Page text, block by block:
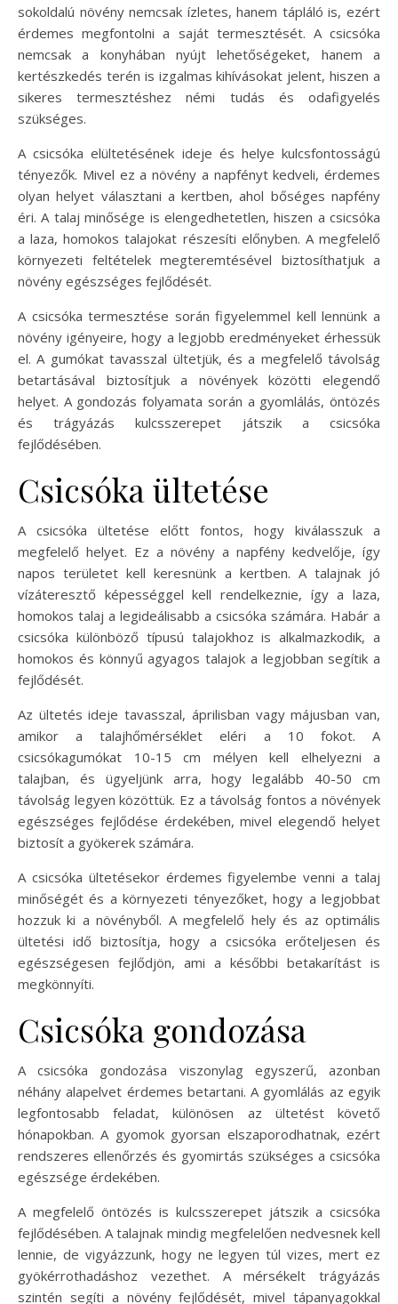
sokoldalú növény nemcsak ízletes, hanem tápláló is, ezért
érdemes megfontolni a saját termesztését. A csicsóka
nemcsak a konyhában nyújt lehetőségeket, hanem a
kertészkedés terén is izgalmas kihívásokat jelent, hiszen a
sikeres termesztéshez némi tudás és odafigyelés
szükséges.
A csicsóka elültetésének ideje és helye kulcsfontosságú
tényezők. Mivel ez a növény a napfényt kedveli, érdemes
olyan helyet választani a kertben, ahol bőséges napfény
éri. A talaj minősége is elengedhetetlen, hiszen a csicsóka
a laza, homokos talajokat részesíti előnyben. A megfelelő
környezeti feltételek megteremtésével biztosíthatjuk a
növény egészséges fejlődését.
A csicsóka termesztése során figyelemmel kell lennünk a
növény igényeire, hogy a legjobb eredményeket érhessük
el. A gumókat tavasszal ültetjük, és a megfelelő távolság
betartásával biztosítjuk a növények közötti elegendő
helyet. A gondozás folyamata során a gyomlálás, öntözés
és trágyázás kulcsszerepet játszik a csicsóka
fejlődésében.
Csicsóka ültetése
A csicsóka ültetése előtt fontos, hogy kiválasszuk a
megfelelő helyet. Ez a növény a napfény kedvelője, így
napos területet kell keresnünk a kertben. A talajnak jó
vízáteresztő képességgel kell rendelkeznie, így a laza,
homokos talaj a legideálisabb a csicsóka számára. Habár a
csicsóka különböző típusú talajokhoz is alkalmazkodik, a
homokos és könnyű agyagos talajok a legjobban segítik a
fejlődését.
Az ültetés ideje tavasszal, áprilisban vagy májusban van,
amikor a talajhőmérséklet eléri a 10 fokot. A
csicsókagumókat 10-15 cm mélyen kell elhelyezni a
talajban, és ügyeljünk arra, hogy legalább 40-50 cm
távolság legyen közöttük. Ez a távolság fontos a növények
egészséges fejlődése érdekében, mivel elegendő helyet
biztosít a gyökerek számára.
A csicsóka ültetésekor érdemes figyelembe venni a talaj
minőségét és a környezeti tényezőket, hogy a legjobbat
hozzuk ki a növényből. A megfelelő hely és az optimális
ültetési idő biztosítja, hogy a csicsóka erőteljesen és
egészségesen fejlődjön, ami a későbbi betakarítást is
megkönnyíti.
Csicsóka gondozása
A csicsóka gondozása viszonylag egyszerű, azonban
néhány alapelvet érdemes betartani. A gyomlálás az egyik
legfontosabb feladat, különösen az ültetést követő
hónapokban. A gyomok gyorsan elszaporodhatnak, ezért
rendszeres ellenőrzés és gyomirtás szükséges a csicsóka
egészsége érdekében.
A megfelelő öntözés is kulcsszerepet játszik a csicsóka
fejlődésében. A talajnak mindig megfelelően nedvesnek kell
lennie, de vigyázzunk, hogy ne legyen túl vizes, mert ez
gyökérrothadáshoz vezethet. A mérsékelt trágyázás
szintén segíti a növény fejlődését, mivel tápanyagokkal